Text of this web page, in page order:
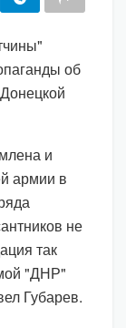
об
и
армии в
не
так
"ДНР"
Губарев.